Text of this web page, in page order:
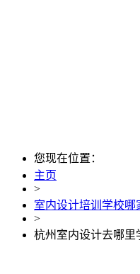
您现在位置：
主页
>
室内设计培训学校哪
>
杭州室内设计去哪里